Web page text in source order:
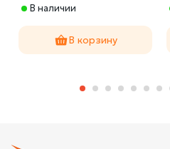
В наличии
В корзину